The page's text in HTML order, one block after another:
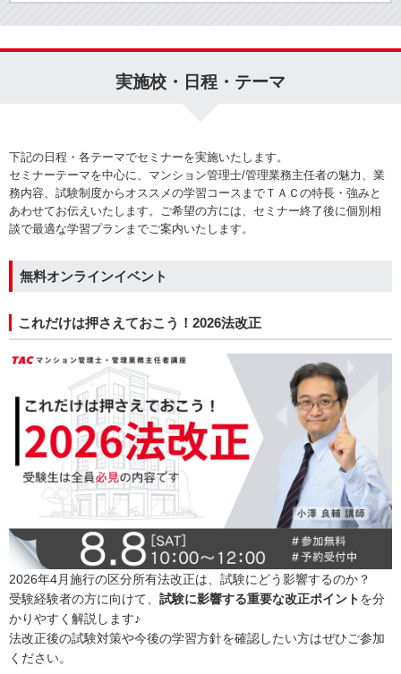
実施校・日程・テーマ
下記の日程・各テーマでセミナーを実施いたします。
セミナーテーマを中心に、マンション管理士/管理業務主任者の魅力、業
務内容、試験制度からオススメの学習コースまでＴＡＣの特長・強みと
あわせてお伝えいたします。ご希望の方には、セミナー終了後に個別相
談で最適な学習プランまでご案内いたします。
無料オンラインイベント
これだけは押さえておこう！2026法改正
2026年4月施行の区分所有法改正は、試験にどう影響するのか？
受験経験者の方に向けて、 試験に影響する重要な改正ポイントを分
かりやすく解説します♪
法改正後の試験対策や今後の学習方針を確認したい方はぜひご参加
ください。